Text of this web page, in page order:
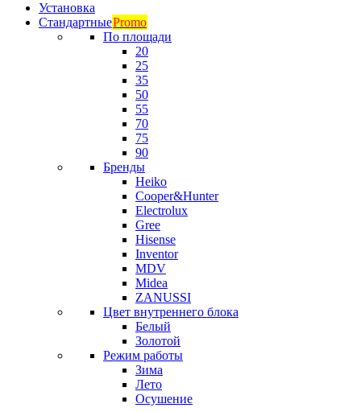
Установка
СтандартныеPromo
По площади
20
25
35
50
55
70
75
90
Бренды
Heiko
Cooper&Hunter
Electrolux
Gree
Hisense
Inventor
MDV
Midea
ZANUSSI
Цвет внутреннего блока
Белый
Золотой
Режим работы
Зима
Лето
Осушение